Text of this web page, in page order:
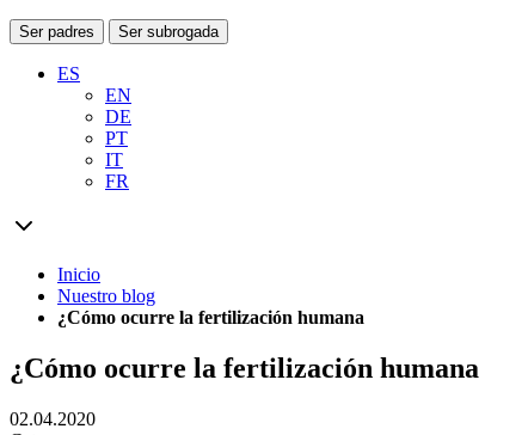
Ser padres Ser subrogada
ES
EN
DE
PT
IT
FR
Inicio
Nuestro blog
¿Cómo ocurre la fertilización humana
¿Cómo ocurre la fertilización humana
02.04.2020